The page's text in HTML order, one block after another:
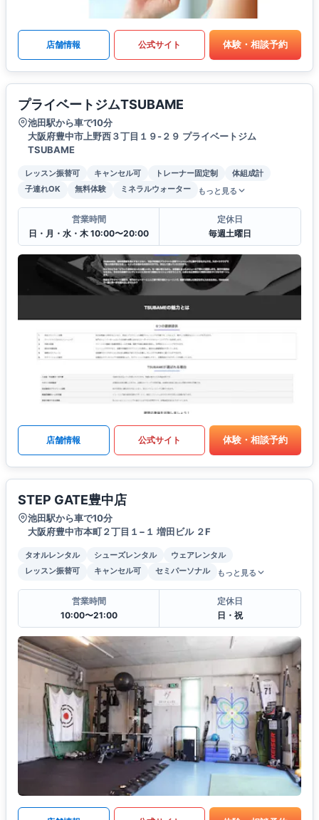
店舗情報 公式サイト 体験・相談予約
プライベートジムTSUBAME
池田駅から車で10分
大阪府豊中市上野西３丁目１９-２９ プライベートジム
TSUBAME
レッスン振替可 キャンセル可 トレーナー固定制
体組成計
子連れOK
無料体験 ミネラルウォーター もっと見る
営業時間
日・月・水・木 10:00〜20:00
定休日
毎週土曜日
店舗情報 公式サイト 体験・相談予約
STEP GATE豊中店
池田駅から車で10分
大阪府豊中市本町２丁目１−１ 増田ビル ２F
タオルレンタル シューズレンタル
ウェアレンタル
レッスン振替可
キャンセル可 セミパーソナル もっと見る
営業時間
10:00〜21:00
定休日
日・祝